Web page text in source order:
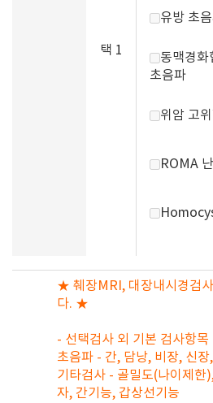
택 1
유방 초
동맥경화
초음파
위암 고
ROMA
★ 췌장MRI, 대장내시경검
다. ★
- 선택검사 외 기본 검사항목
초음파 - 간, 담낭, 비장, 신장
기타검사 - 골밀도(나이제한
자, 간기능, 갑상선기능